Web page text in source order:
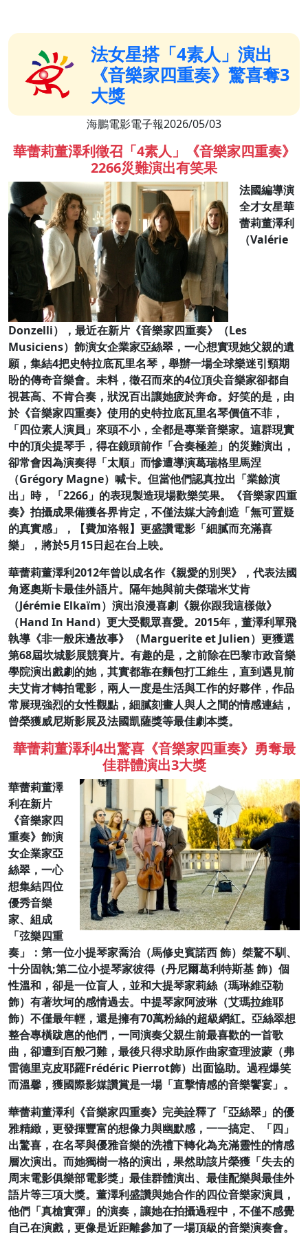
法女星搭「4素人」演出
《音樂家四重奏》驚喜奪3
大獎
海鵬電影電子報2026/05/03
華蕾莉董澤利徵召「4素人」《音樂家四重奏》
2266災難演出有笑果
法國編導演
全才女星華
蕾莉董澤利
（Valérie
Donzelli），最近在新片《音樂家四重奏》（Les
Musiciens）飾演女企業家亞絲翠，一心想實現她父親的遺
願，集結4把史特拉底瓦里名琴，舉辦一場全球樂迷引頸期
盼的傳奇音樂會。未料，徵召而來的4位頂尖音樂家卻都自
視甚高、不肯合奏，狀況百出讓她疲於奔命。好笑的是，由
於《音樂家四重奏》使用的史特拉底瓦里名琴價值不菲，
「四位素人演員」來頭不小，全都是專業音樂家。這群現實
中的頂尖提琴手，得在鏡頭前作「合奏極差」的災難演出，
卻常會因為演奏得「太順」而慘遭導演葛瑞格里馬涅
（Grégory Magne）喊卡。但當他們認真拉出「業餘演
出」時，「2266」的表現製造現場歡樂笑果。《音樂家四重
奏》拍攝成果備獲各界肯定，不僅法媒大誇創造「無可置疑
的真實感」，【費加洛報】更盛讚電影「細膩而充滿喜
樂」，將於5月15日起在台上映。
華蕾莉董澤利2012年曾以成名作《親愛的別哭》，代表法國
角逐奧斯卡最佳外語片。隔年她與前夫傑瑞米艾肯
（Jérémie Elkaïm）演出浪漫喜劇《親你跟我這樣做》
（Hand In Hand）更大受觀眾喜愛。2015年，董澤利單飛
執導《非一般床邊故事》（Marguerite et Julien）更獲選
第68屆坎城影展競賽片。有趣的是，之前除在巴黎市政音樂
學院演出戲劇的她，其實都靠在麵包打工維生，直到遇見前
夫艾肯才轉拍電影，兩人一度是生活與工作的好夥伴，作品
常展現強烈的女性觀點，細膩刻畫人與人之間的情感連結，
曾榮獲威尼斯影展及法國凱薩獎等最佳劇本獎。
華蕾莉董澤利4出驚喜《音樂家四重奏》勇奪最
佳群體演出3大獎
華蕾莉董澤
利在新片
《音樂家四
重奏》飾演
女企業家亞
絲翠，一心
想集結四位
優秀音樂
家、組成
「弦樂四重
奏」：第一位小提琴家喬治（馬修史賓諾西 飾）桀驁不馴、
十分固執;第二位小提琴家彼得（丹尼爾葛利特斯基 飾）個
性溫和，卻是一位盲人，並和大提琴家莉絲（瑪琳維亞勒
飾）有著坎坷的感情過去。中提琴家阿波琳（艾瑪拉維耶
飾）不僅最年輕，還是擁有70萬粉絲的超級網紅。亞絲翠想
整合專橫跋扈的他們，一同演奏父親生前最喜歡的一首歌
曲，卻遭到百般刁難，最後只得求助原作曲家查理波蒙（弗
雷德里克皮耶羅Frédéric Pierrot飾）出面協助。過程爆笑
而溫馨，獲國際影媒讚賞是一場「直擊情感的音樂饗宴」。
華蕾莉董澤利《音樂家四重奏》完美詮釋了「亞絲翠」的優
雅精緻，更發揮豐富的想像力與幽默感，一一搞定、「四」
出驚喜，在名琴與優雅音樂的洗禮下轉化為充滿靈性的情感
層次演出。而她獨樹一格的演出，果然助該片榮獲「失去的
周末電影俱樂部電影獎」最佳群體演出、最佳配樂與最佳外
語片等三項大獎。董澤利盛讚與她合作的四位音樂家演員，
他們「真槍實彈」的演奏，讓她在拍攝過程中，不僅不感覺
自己在演戲，更像是近距離參加了一場頂級的音樂演奏會。